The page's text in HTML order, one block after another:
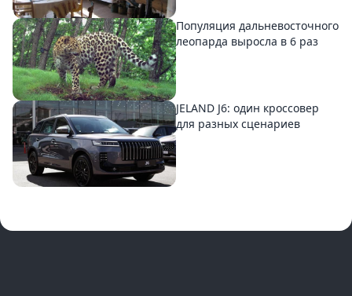
Популяция дальневосточного
леопарда выросла в 6 раз
JELAND J6: один кроссовер
для разных сценариев